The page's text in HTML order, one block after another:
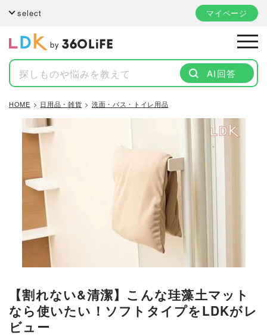
select マイページ
by
AI回答
HOME 日用品・雑貨 洗面・バス・トイレ用品
【割れない&清潔】こんな珪藻土マット
なら使いたい！ソフトタイプをLDKがレ
ビュー